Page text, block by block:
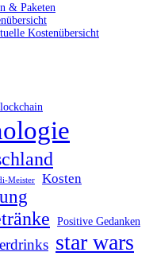
& Paketen
Kostenübersicht
Meister Kosten
Positive Gedanken
star wars